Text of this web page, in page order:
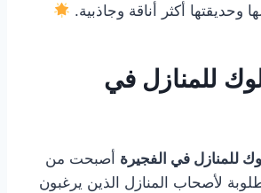
وحديقتها أكثر أناقة وجاذبية.
للمنازل في
للمنازل في الفجيرة أصبحت من
لأصحاب المنازل الذين يرغبون